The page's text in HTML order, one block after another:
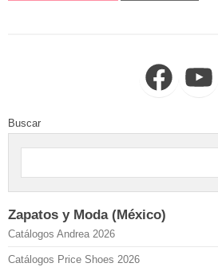
FacebookYouTube
Buscar
Zapatos y Moda (México)
Catálogos Andrea 2026
Catálogos Price Shoes 2026